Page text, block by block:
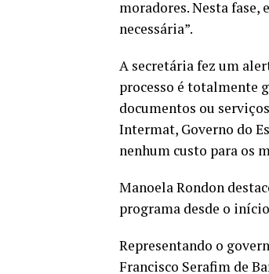
moradores. Nesta fase,
necessária”.
A secretária fez um
processo é totalmente
documentos ou
Intermat, Governo do
nenhum custo para os
Manoela Rondon
programa desde o
Representando o
Francisco Serafim de